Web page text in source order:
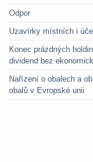
Odpor
Uzavírky místních i
Konec prázdných
dividend bez
Nařízení o obalech a
obalů v Evropské unii